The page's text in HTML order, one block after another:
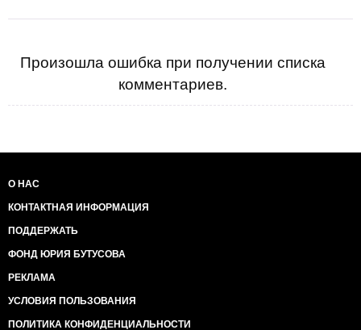
Произошла ошибка при получении списка
комментариев.
О НАС
КОНТАКТНАЯ ИНФОРМАЦИЯ
ПОДДЕРЖАТЬ
ФОНД ЮРИЯ БУТУСОВА
РЕКЛАМА
УСЛОВИЯ ПОЛЬЗОВАНИЯ
ПОЛИТИКА КОНФИДЕНЦИАЛЬНОСТИ